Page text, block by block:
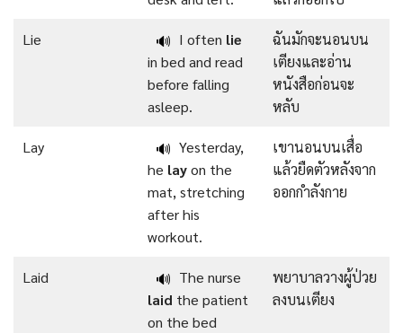
Lie 🔊 I often lie
in bed and read
before falling
asleep.
ฉันมักจะนอนบน
เตียงและอ่าน
หนังสือก่อนจะ
หลับ
Lay 🔊 Yesterday,
he layon the
mat, stretching
after his
workout.
เขานอนบนเสื่อ
แล้วยืดตัวหลังจาก
ออกกำลังกาย
Laid 🔊 The nurse
laid the patient
on the bed
พยาบาลวางผู้ป่วย
ลงบนเตียง